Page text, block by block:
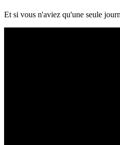
Et si vous n'aviez qu'une seule